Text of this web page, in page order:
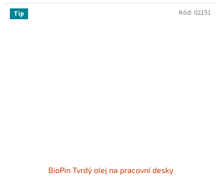
Tip
BioPin Tvrdý olej na pracovní desky
Kód: 02151